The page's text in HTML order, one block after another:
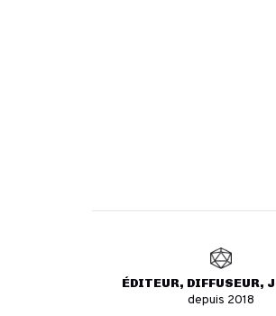
ÉDITEUR, DIFFUSEUR,
depuis 2018